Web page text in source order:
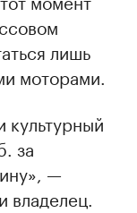
лишь
моторами.
за
—
владелец.